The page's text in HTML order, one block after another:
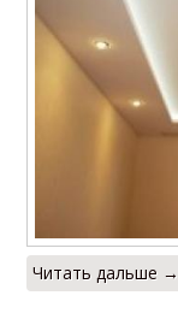
Читать дальше →